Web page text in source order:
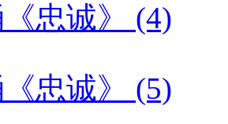
忠诚》 (4)
忠诚》 (5)